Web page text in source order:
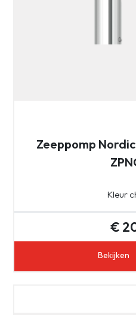
Zeeppomp
Kleur
€
Bekijken